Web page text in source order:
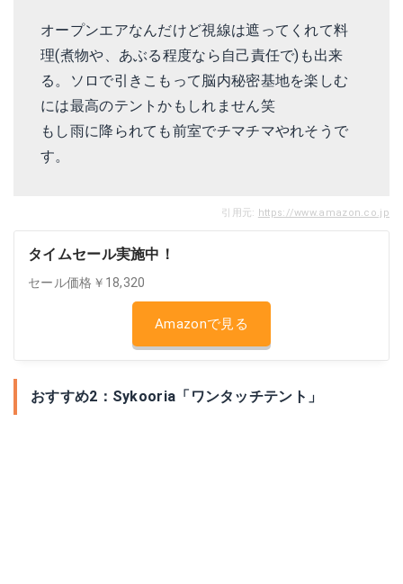
オープンエアなんだけど視線は遮ってくれて料
理(煮物や、あぶる程度なら自己責任で)も出来
る。ソロで引きこもって脳内秘密基地を楽しむ
には最高のテントかもしれません笑
もし雨に降られても前室でチマチマやれそうで
す。
引用元: https://www.amazon.co.jp
タイムセール実施中！
セール価格￥18,320
Amazonで見る
おすすめ2：Sykooria「ワンタッチテント」